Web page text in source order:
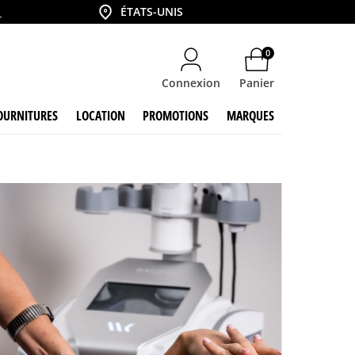
CountryÉTATS-UNIS
Connexion Panier
0
LOCATION PROMOTIONS MARQUES